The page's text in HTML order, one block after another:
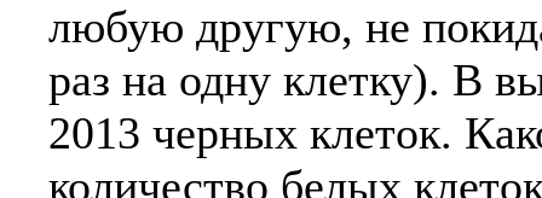
любую другую, не
раз на одну клетку). В
2013 черных клеток.
количество белых